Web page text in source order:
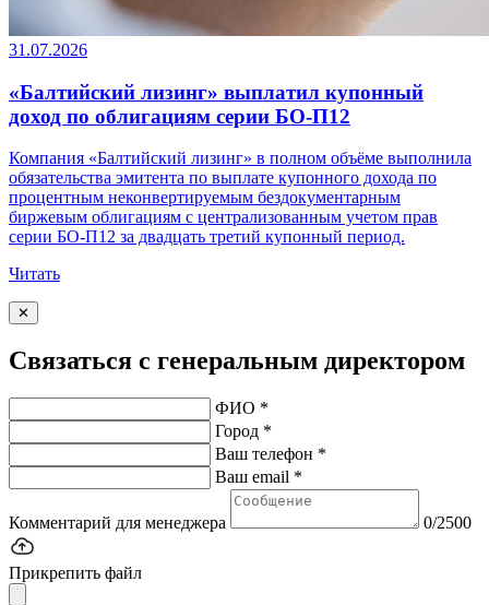
31.07.2026
«Балтийский лизинг» выплатил купонный
доход по облигациям серии БО-П12
Компания «Балтийский лизинг» в полном объёме выполнила
обязательства эмитента по выплате купонного дохода по
процентным неконвертируемым бездокументарным
биржевым облигациям с централизованным учетом прав
серии БО-П12 за двадцать третий купонный период.
Читать
✕
Связаться с генеральным директором
ФИО *
Город *
Ваш телефон *
Ваш email *
Комментарий для менеджера 0/2500
Прикрепить файл